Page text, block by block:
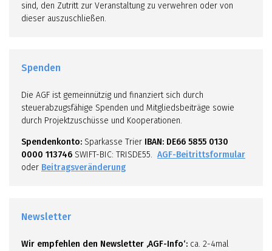
sind, den Zutritt zur Veranstaltung zu verwehren oder von
dieser auszuschließen.
Spenden
Die AGF ist gemeinnützig und finanziert sich durch
steuerabzugsfähige Spenden und Mitgliedsbeiträge sowie
durch Projektzuschüsse und Kooperationen.
Spendenkonto: Sparkasse Trier IBAN: DE66 5855 0130
0000 113746 SWIFT-BIC: TRISDE55. AGF-Beitrittsformular
oder Beitragsveränderung
Newsletter
Wir empfehlen den Newsletter ‚AGF-Info‘: ca. 2-4mal